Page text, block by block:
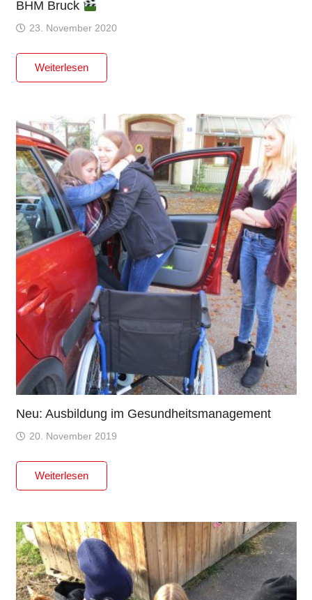
BHM Bruck
23. November 2020
Weiterlesen
Neu: Ausbildung im Gesundheitsmanagement
20. November 2019
Weiterlesen